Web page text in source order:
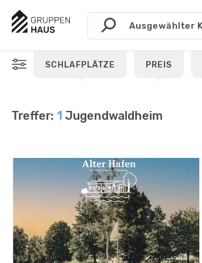
SCHLAFPLÄTZE PREIS
Treffer: 1 Jugendwaldheim